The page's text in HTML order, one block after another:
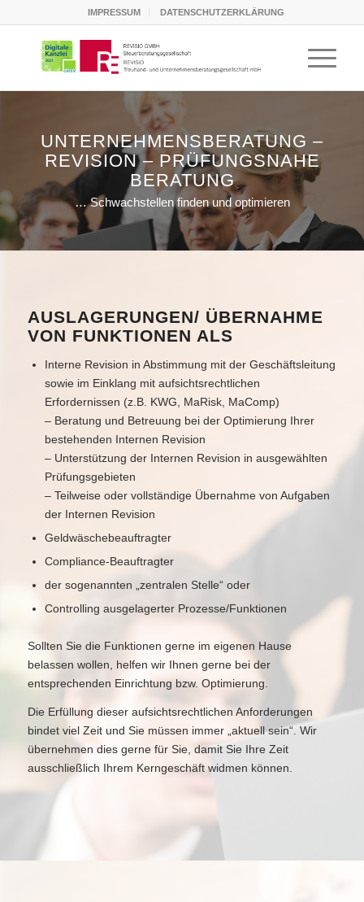
IMPRESSUM DATENSCHUTZERKLÄRUNG
UNTERNEHMENSBERATUNG –
REVISION – PRÜFUNGSNAHE
BERATUNG
… Schwachstellen finden und optimieren
AUSLAGERUNGEN/ ÜBERNAHME
VON FUNKTIONEN ALS
Interne Revision in Abstimmung mit der Geschäftsleitung
sowie im Einklang mit aufsichtsrechtlichen
Erfordernissen (z.B. KWG, MaRisk, MaComp)
– Beratung und Betreuung bei der Optimierung Ihrer
bestehenden Internen Revision
– Unterstützung der Internen Revision in ausgewählten
Prüfungsgebieten
– Teilweise oder vollständige Übernahme von Aufgaben
der Internen Revision
Geldwäschebeauftragter
Compliance-Beauftragter
der sogenannten „zentralen Stelle“ oder
Controlling ausgelagerter Prozesse/Funktionen
Sollten Sie die Funktionen gerne im eigenen Hause
belassen wollen, helfen wir Ihnen gerne bei der
entsprechenden Einrichtung bzw. Optimierung.
Die Erfüllung dieser aufsichtsrechtlichen Anforderungen
bindet viel Zeit und Sie müssen immer „aktuell sein“. Wir
übernehmen dies gerne für Sie, damit Sie Ihre Zeit
ausschließlich Ihrem Kerngeschäft widmen können.